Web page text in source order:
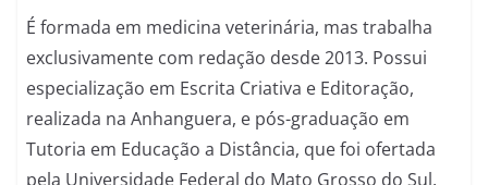
É formada em medicina veterinária, mas trabalha
exclusivamente com redação desde 2013. Possui
especialização em Escrita Criativa e Editoração,
realizada na Anhanguera, e pós-graduação em
Tutoria em Educação a Distância, que foi ofertada
pela Universidade Federal do Mato Grosso do Sul.